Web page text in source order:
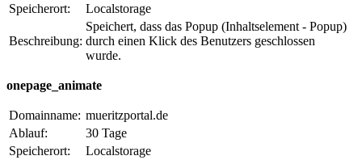
Speicherort:
Localstorage
Beschreibung:
Speichert, dass das Popup (Inhaltselement - Popup)
durch einen Klick des Benutzers geschlossen
wurde.
onepage_animate
Domainname: mueritzportal.de
Ablauf:
30 Tage
Speicherort:
Localstorage